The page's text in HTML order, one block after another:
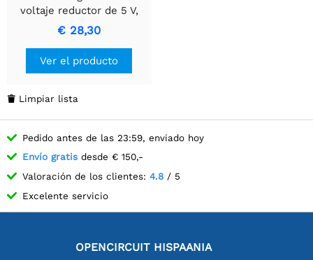
voltaje reductor de 5 V,
3,4 A D30V30F5
€ 28,30
Ver el producto
 Limpiar lista
Pedido antes de las 23:59, enviado hoy
Envío gratis desde € 150,-
Valoración de los clientes: 4.8 / 5
Excelente servicio
OPENCIRCUIT HISPAANIA